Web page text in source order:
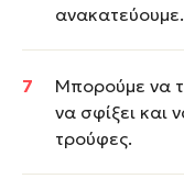
Μπορούμε να
να σφίξει και
τρούφες.